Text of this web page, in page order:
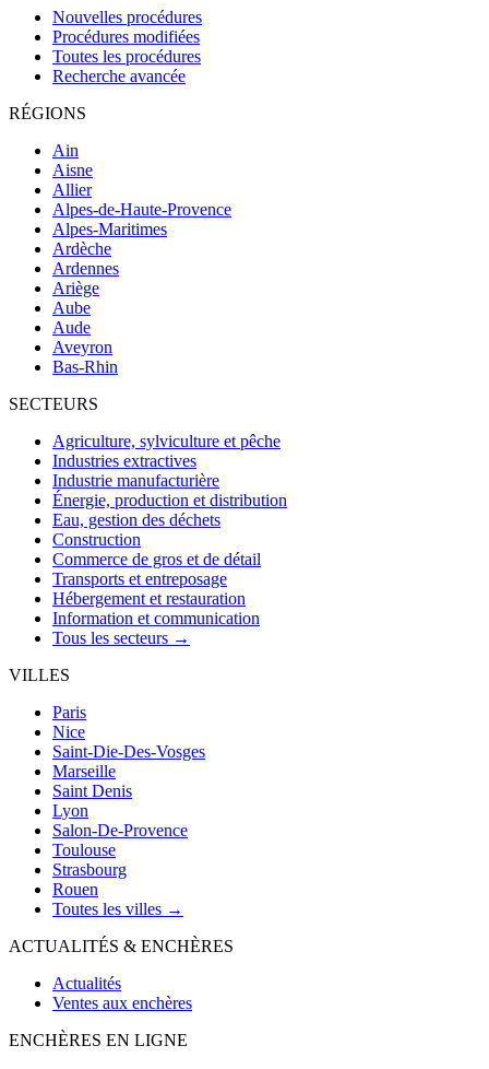
Nouvelles procédures
Procédures modifiées
Toutes les procédures
Recherche avancée
RÉGIONS
Ain
Aisne
Allier
Alpes-de-Haute-Provence
Alpes-Maritimes
Ardèche
Ardennes
Ariège
Aube
Aude
Aveyron
Bas-Rhin
SECTEURS
Agriculture, sylviculture et pêche
Industries extractives
Industrie manufacturière
Énergie, production et distribution
Eau, gestion des déchets
Construction
Commerce de gros et de détail
Transports et entreposage
Hébergement et restauration
Information et communication
Tous les secteurs →
VILLES
Paris
Nice
Saint-Die-Des-Vosges
Marseille
Saint Denis
Lyon
Salon-De-Provence
Toulouse
Strasbourg
Rouen
Toutes les villes →
ACTUALITÉS & ENCHÈRES
Actualités
Ventes aux enchères
ENCHÈRES EN LIGNE